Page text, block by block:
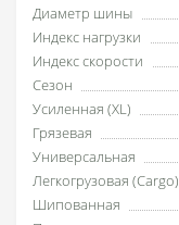
Диаметр шины
Индекс нагрузки
Индекс скорости
Сезон
Усиленная (XL)
Грязевая
Универсальная
Легкогрузовая (Cargo)
Шипованная